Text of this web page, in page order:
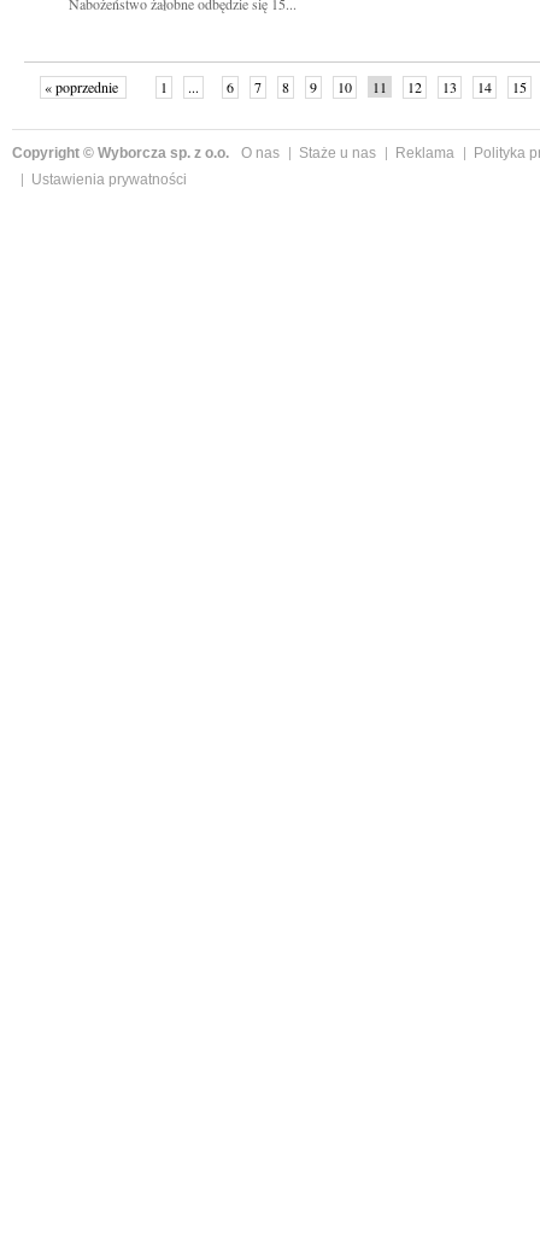
« poprzednie 1 ... 6 7 8 9 10 11 12 13 14 15
Copyright © Wyborcza sp. z o.o. O nas Staże u nas Reklama
Polityka
Ustawienia prywatności